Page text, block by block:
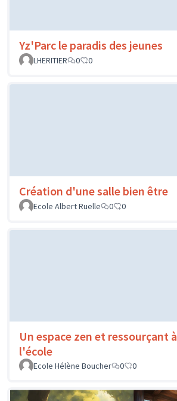
Yz'Parc le paradis des jeunes
LHERITIER
0 0
Création d'une salle bien être
Ecole Albert Ruelle
0 0
Un espace zen et ressourçant à
l'école
Ecole Hélène Boucher
0 0